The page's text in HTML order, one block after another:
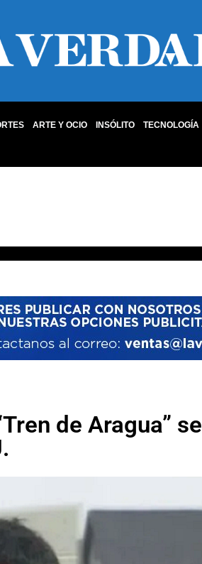
ARTE Y OCIO INSÓLITO TECNOLOGÍA
de Aragua” se